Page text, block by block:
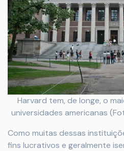
Harvard tem, de longe, o
universidades americanas
Como muitas dessas
fins lucrativos e geralmente